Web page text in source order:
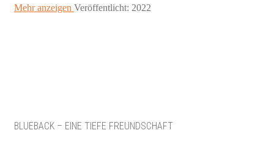
Mehr anzeigen Veröffentlicht: 2022
BLUEBACK – EINE TIEFE FREUNDSCHAFT